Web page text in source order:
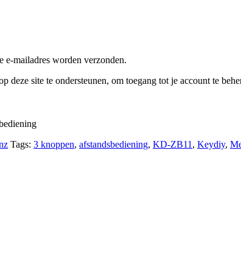
mailadres worden verzonden.
deze site te ondersteunen, om toegang tot je account te
Tags: 3 knoppen, afstandsbediening, KD-ZB11 , Keydiy,